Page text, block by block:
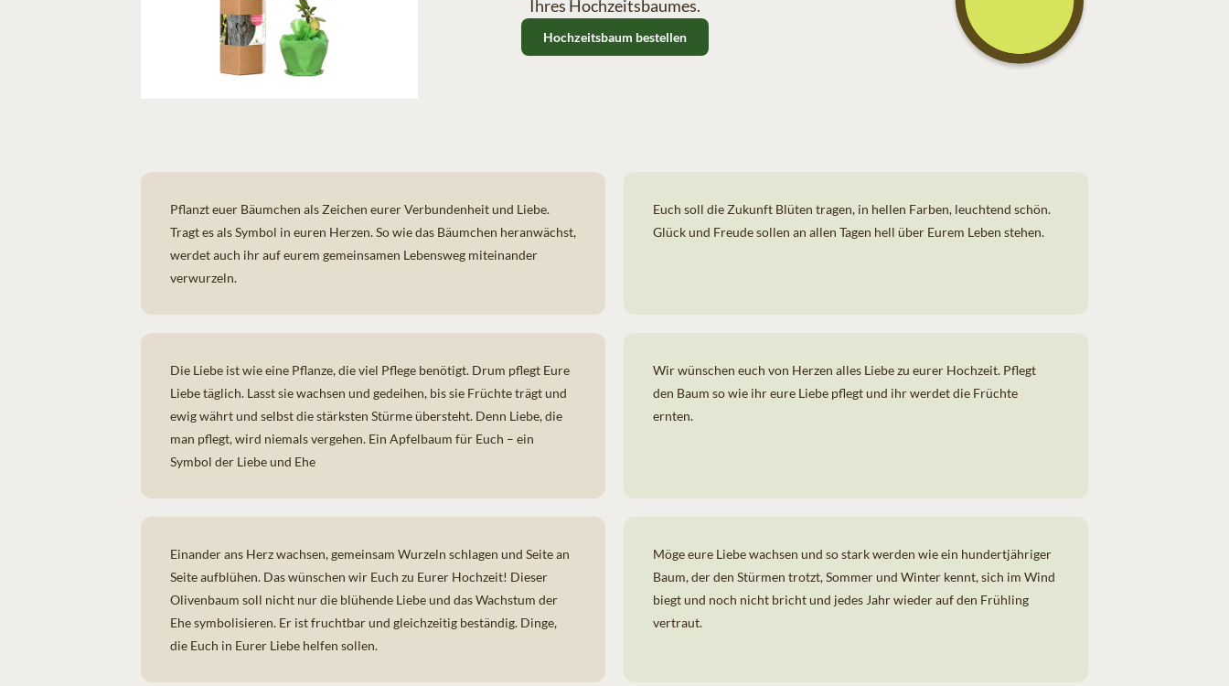
Ihres Hochzeitsbaumes.
Hochzeitsbaum bestellen
Pflanzt euer Bäumchen als Zeichen eurer Verbundenheit und Liebe.
Tragt es als Symbol in euren Herzen. So wie das Bäumchen heranwächst,
werdet auch ihr auf eurem gemeinsamen Lebensweg miteinander
verwurzeln.
Euch soll die Zukunft Blüten tragen, in hellen Farben, leuchtend schön.
Glück und Freude sollen an allen Tagen hell über Eurem Leben stehen.
Die Liebe ist wie eine Pflanze, die viel Pflege benötigt. Drum pflegt Eure
Liebe täglich. Lasst sie wachsen und gedeihen, bis sie Früchte trägt und
ewig währt und selbst die stärksten Stürme übersteht. Denn Liebe, die
man pflegt, wird niemals vergehen. Ein Apfelbaum für Euch – ein
Symbol der Liebe und Ehe
Wir wünschen euch von Herzen alles Liebe zu eurer Hochzeit. Pflegt
den Baum so wie ihr eure Liebe pflegt und ihr werdet die Früchte
ernten.
Einander ans Herz wachsen, gemeinsam Wurzeln schlagen und Seite an
Seite aufblühen. Das wünschen wir Euch zu Eurer Hochzeit! Dieser
Olivenbaum soll nicht nur die blühende Liebe und das Wachstum der
Ehe symbolisieren. Er ist fruchtbar und gleichzeitig beständig. Dinge,
die Euch in Eurer Liebe helfen sollen.
Möge eure Liebe wachsen und so stark werden wie ein hundertjähriger
Baum, der den Stürmen trotzt, Sommer und Winter kennt, sich im Wind
biegt und noch nicht bricht und jedes Jahr wieder auf den Frühling
vertraut.